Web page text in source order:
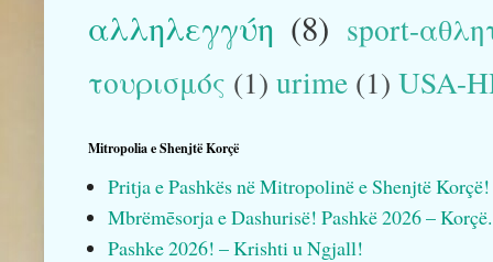
αλληλεγγύη (8) sport-
τουρισμός (1) urime (1) USA-
Mitropolia e Shenjtë Korçë
Pritja e Pashkës në Mitropolinë e Shenjtë Korçë!
Mbrëmēsorja e Dashurisë! Pashkë 2026 – Korçë.
Pashke 2026! – Krishti u Ngjall!